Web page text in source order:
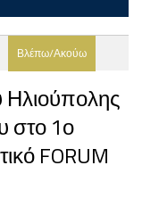
Βλέπω/Ακούω
στο 1ο
FORUM